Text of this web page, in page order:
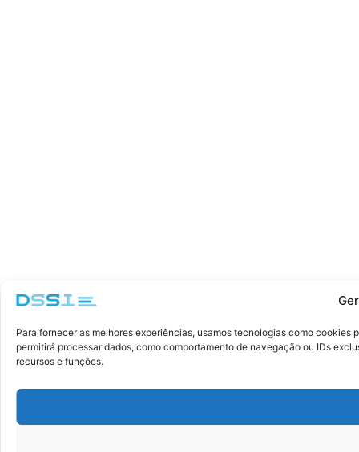
Para fornecer as melhores experiências, usamos tecnologias como
permitirá processar dados, como comportamento de navegação ou IDs
recursos e funções.